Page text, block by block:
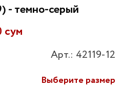
- темно-серый
сум
Арт.: 42119-12
Выберите размер